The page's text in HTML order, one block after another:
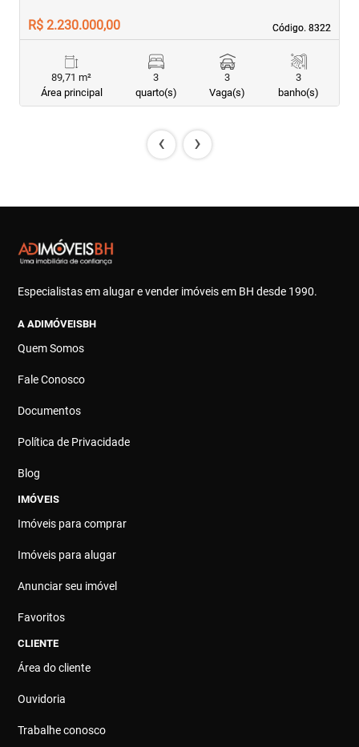
Código. 8322
Código. 8322
R$ 2.230.000,00
89,71 m²
Área principal
3
quarto(s)
3
Vaga(s)
3
banho(s)
‹ ›
Especialistas em alugar e vender imóveis em BH desde 1990.
A ADIMÓVEISBH
Quem Somos
Fale Conosco
Documentos
Política de Privacidade
Blog
IMÓVEIS
Imóveis para comprar
Imóveis para alugar
Anunciar seu imóvel
Favoritos
CLIENTE
Área do cliente
Ouvidoria
Trabalhe conosco